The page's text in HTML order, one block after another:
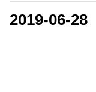
2019-06-28